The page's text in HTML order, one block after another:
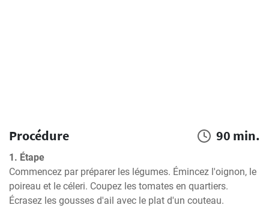
Procédure 90 min.
1. Étape
Commencez par préparer les légumes. Émincez l'oignon, le
poireau et le céleri. Coupez les tomates en quartiers.
Écrasez les gousses d'ail avec le plat d'un couteau.